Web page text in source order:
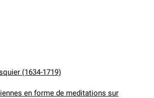
(1634-1719)
en forme de meditations sur